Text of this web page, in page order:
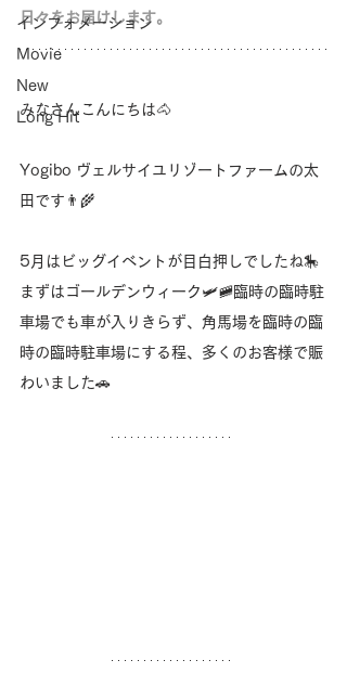
インフォメーション
Movie
New
Long Hit
日々をお届けします。
みなさんこんにちは🐴
Yogibo ヴェルサイユリゾートファームの太
田です👨‍🌾
5月はビッグイベントが目白押しでしたね🎠
まずはゴールデンウィーク🛩️🚞臨時の臨時駐
車場でも車が入りきらず、角馬場を臨時の臨
時の臨時駐車場にする程、多くのお客様で賑
わいました🚗